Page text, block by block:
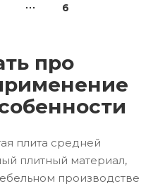
6
про
плита средней
плитный материал,
производстве